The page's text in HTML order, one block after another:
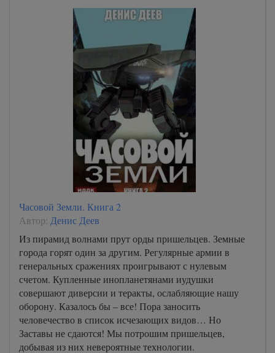
Часовой Земли. Книга 2
Автор: Денис Деев
Из пирамид волнами прут орды пришельцев. Земные
города горят один за другим. Регулярные армии в
генеральных сражениях проигрывают с нулевым
счетом. Купленные инопланетянами иудушки
совершают диверсии и теракты, ослабляющие нашу
оборону. Казалось бы – все! Пора заносить
человечество в список исчезающих видов… Но
Заставы не сдаются! Мы потрошим пришельцев,
добывая из них невероятные технологии.